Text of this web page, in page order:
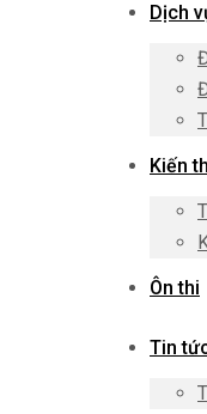
Dịch
Kiến
Ôn thi
Tin